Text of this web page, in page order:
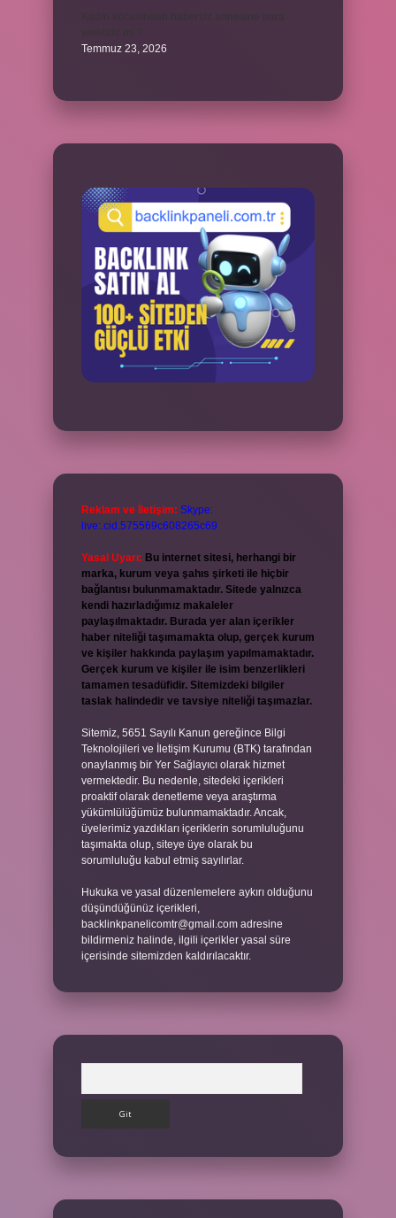
Temmuz 23, 2026
Reklam ve İletişim: Skype:
live:.cid.575569c608265c69
Yasal Uyarı: Bu internet sitesi, herhangi bir
marka, kurum veya şahıs şirketi ile hiçbir
bağlantısı bulunmamaktadır. Sitede yalnızca
kendi hazırladığımız makaleler
paylaşılmaktadır. Burada yer alan içerikler
haber niteliği taşımamakta olup, gerçek kurum
ve kişiler hakkında paylaşım yapılmamaktadır.
Gerçek kurum ve kişiler ile isim benzerlikleri
tamamen tesadüfidir. Sitemizdeki bilgiler
taslak halindedir ve tavsiye niteliği taşımazlar.
Sitemiz, 5651 Sayılı Kanun gereğince Bilgi
Teknolojileri ve İletişim Kurumu (BTK) tarafından
onaylanmış bir Yer Sağlayıcı olarak hizmet
vermektedir. Bu nedenle, sitedeki içerikleri
proaktif olarak denetleme veya araştırma
yükümlülüğümüz bulunmamaktadır. Ancak,
üyelerimiz yazdıkları içeriklerin sorumluluğunu
taşımakta olup, siteye üye olarak bu
sorumluluğu kabul etmiş sayılırlar.
Hukuka ve yasal düzenlemelere aykırı olduğunu
düşündüğünüz içerikleri,
backlinkpanelicomtr@gmail.com adresine
bildirmeniz halinde, ilgili içerikler yasal süre
içerisinde sitemizden kaldırılacaktır.